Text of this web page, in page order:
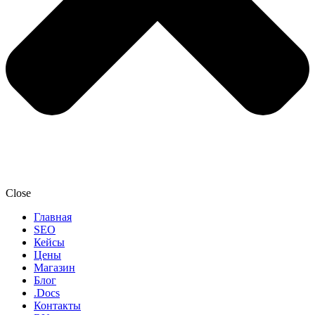
Close
Главная
SEO
Кейсы
Цены
Магазин
Блог
.Docs
Контакты